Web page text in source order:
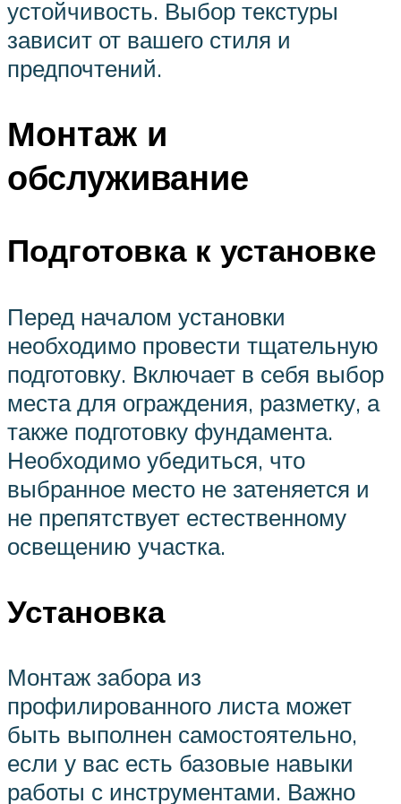
устойчивость. Выбор текстуры
зависит от вашего стиля и
предпочтений.
Монтаж и
обслуживание
Подготовка к установке
Перед началом установки
необходимо провести тщательную
подготовку. Включает в себя выбор
места для ограждения, разметку, а
также подготовку фундамента.
Необходимо убедиться, что
выбранное место не затеняется и
не препятствует естественному
освещению участка.
Установка
Монтаж забора из
профилированного листа может
быть выполнен самостоятельно,
если у вас есть базовые навыки
работы с инструментами. Важно